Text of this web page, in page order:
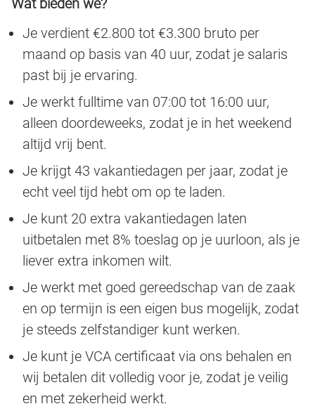
Wat bieden we?
Je verdient €2.800 tot €3.300 bruto per
maand op basis van 40 uur, zodat je salaris
past bij je ervaring.
Je werkt fulltime van 07:00 tot 16:00 uur,
alleen doordeweeks, zodat je in het weekend
altijd vrij bent.
Je krijgt 43 vakantiedagen per jaar, zodat je
echt veel tijd hebt om op te laden.
Je kunt 20 extra vakantiedagen laten
uitbetalen met 8% toeslag op je uurloon, als je
liever extra inkomen wilt.
Je werkt met goed gereedschap van de zaak
en op termijn is een eigen bus mogelijk, zodat
je steeds zelfstandiger kunt werken.
Je kunt je VCA certificaat via ons behalen en
wij betalen dit volledig voor je, zodat je veilig
en met zekerheid werkt.